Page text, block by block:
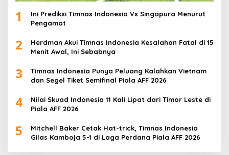
1
Ini Prediksi Timnas Indonesia Vs Singapura Menurut
Pengamat
2
Herdman Akui Timnas Indonesia Kesalahan Fatal di 15
Menit Awal, Ini Sebabnya
3
Timnas Indonesia Punya Peluang Kalahkan Vietnam
dan Segel Tiket Semifinal Piala AFF 2026
4
Nilai Skuad Indonesia 11 Kali Lipat dari Timor Leste di
Piala AFF 2026
5
Mitchell Baker Cetak Hat-trick, Timnas Indonesia
Gilas Kamboja 5-1 di Laga Perdana Piala AFF 2026